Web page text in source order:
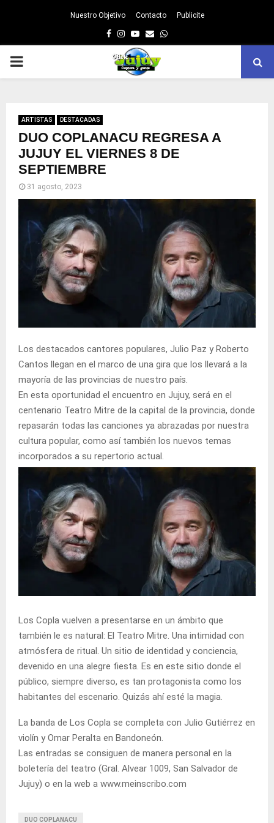
Nuestro Objetivo Contacto Publicite
Facebook
Instagram
Youtube
EmailWhatsapp
PRIMARY
ARTISTAS DESTACADAS
DUO COPLANACU REGRESA A
JUJUY EL VIERNES 8 DE
SEPTIEMBRE
31 agosto, 2023
Los destacados cantores populares, Julio Paz y Roberto
Cantos llegan en el marco de una gira que los llevará a la
mayoría de las provincias de nuestro país.
En esta oportunidad el encuentro en Jujuy, será en el
centenario Teatro Mitre de la capital de la provincia, donde
repasarán todas las canciones ya abrazadas por nuestra
cultura popular, como así también los nuevos temas
incorporados a su repertorio actual.
Los Copla vuelven a presentarse en un ámbito que
también le es natural: El Teatro Mitre. Una intimidad con
atmósfera de ritual. Un sitio de identidad y conciencia,
devenido en una alegre fiesta. Es en este sitio donde el
público, siempre diverso, es tan protagonista como los
habitantes del escenario. Quizás ahí esté la magia.
La banda de Los Copla se completa con Julio Gutiérrez en
violín y Omar Peralta en Bandoneón.
Las entradas se consiguen de manera personal en la
boletería del teatro (Gral. Alvear 1009, San Salvador de
Jujuy) o en la web a www.meinscribo.com
DUO COPLANACU